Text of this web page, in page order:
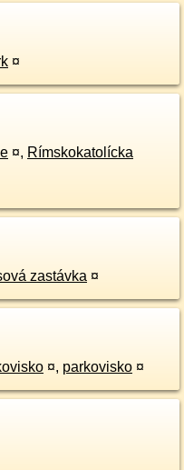
¤
¤, Rímskokatolícka
zastávka ¤
¤, parkovisko ¤